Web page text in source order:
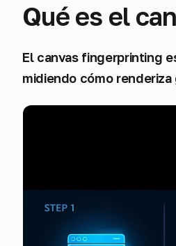
Qué es el
El canvas fingerprinting
midiendo cómo